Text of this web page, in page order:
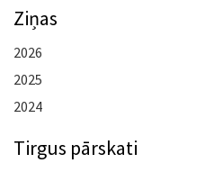
Ziņas
2026
2025
2024
Tirgus pārskati